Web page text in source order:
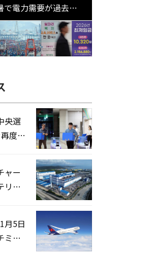
で電力需要が過去最
に需給対応体制を点
央選
度家
ャー
リー
月5日
ミン